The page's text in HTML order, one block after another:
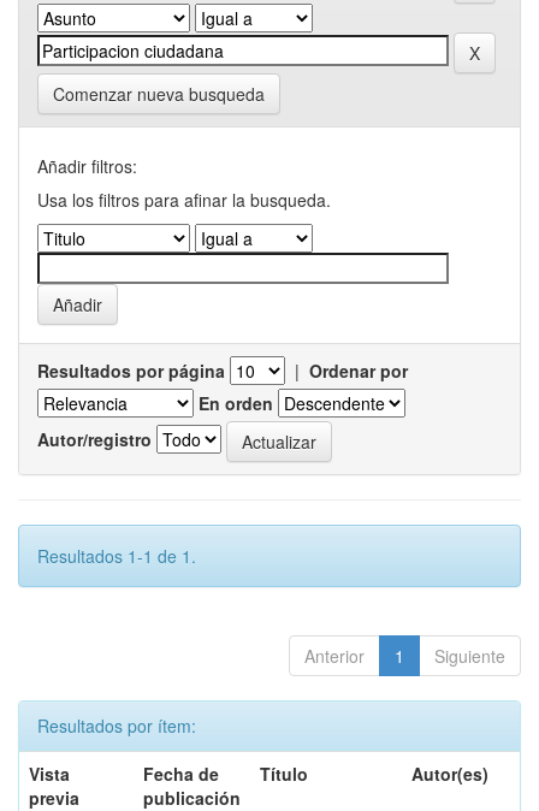
Comenzar nueva busqueda
Añadir filtros:
Usa los filtros para afinar la busqueda.
Resultados por página | Ordenar por
En orden
Autor/registro
Resultados 1-1 de 1.
Anterior 1 Siguiente
Resultados por ítem:
Vista
previa
Fecha de
publicación
Título Autor(es)